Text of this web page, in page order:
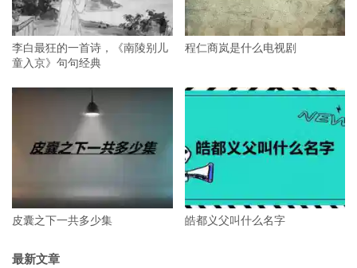
李白最狂的一首诗，《南陵别儿
童入京》句句经典
程仁商岚是什么电视剧
皮囊之下一共多少集 皓都义父叫什么名字
最新文章